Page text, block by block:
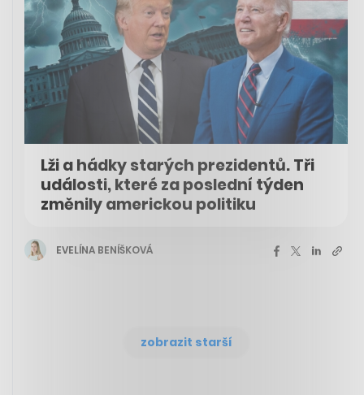
Lži a hádky starých prezidentů. Tři
události, které za poslední týden
změnily americkou politiku
EVELÍNA BENÍŠKOVÁ
zobrazit starší